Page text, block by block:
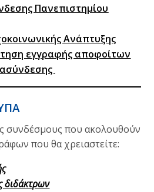
Πανεπιστημίου
Ανάπτυξης
εγγραφής αποφοίτων
συνδέσμους που ακολουθούν
που θα χρειαστείτε:
διδάκτρων